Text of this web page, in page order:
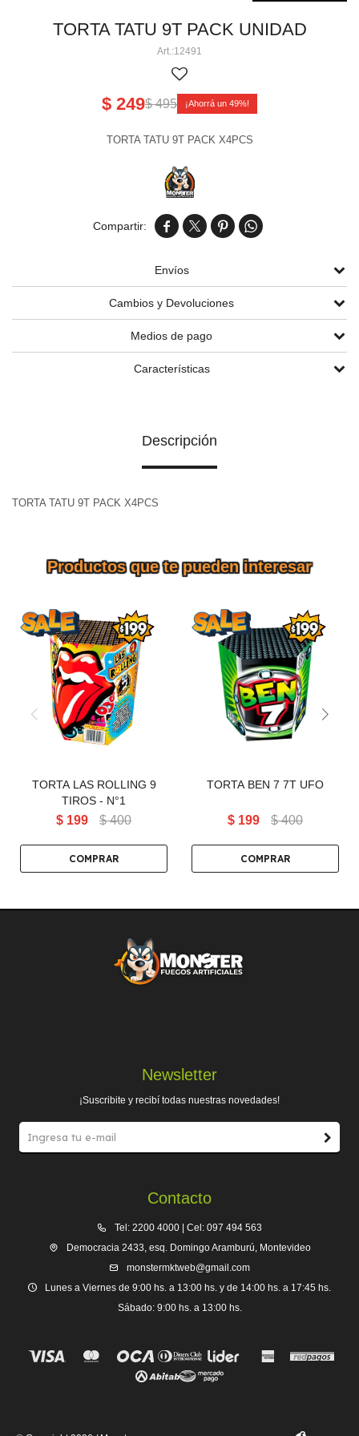
TORTA TATU 9T PACK UNIDAD
12491
$ 249$ 495 49
TORTA TATU 9T PACK X4PCS
   
Envíos
Cambios y Devoluciones
Medios de pago
Características
Descripción
TORTA TATU 9T PACK X4PCS
Productos que te pueden interesar
TORTA LAS ROLLING 9
TIROS - N°1
$ 199 $ 400
TORTA BEN 7 7T UFO
TORTA BEN 7 7T UFO
$ 199 $ 400
Contacto
Tel: 2200 4000 | Cel: 097 494 563
Democracia 2433, esq. Domingo Aramburú, Montevideo
monstermktweb@gmail.com
Lunes a Viernes de 9:00 hs. a 13:00 hs. y de 14:00 hs. a 17:45 hs.
Sábado: 9:00 hs. a 13:00 hs.
Newsletter
¡Suscribite y recibí todas nuestras novedades!
Perlas aéreas
Volcanes chicos 3' 4' 5
Volcanes medianos 6' 8' 9' 11'
Cañas pequeñas
Tortas chicas